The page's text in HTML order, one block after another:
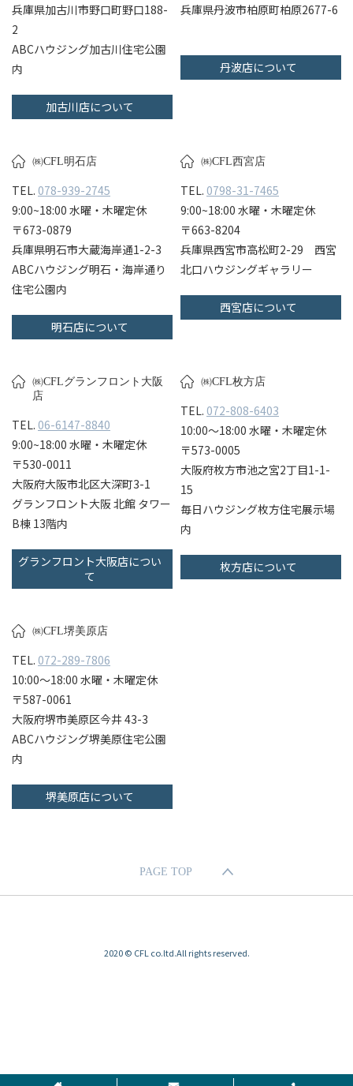
兵庫県加古川市野口町野口188-
2
ABCハウジング加古川住宅公園
内
加古川店について
兵庫県丹波市柏原町柏原2677-6
丹波店について
㈱CFL明石店
TEL. 078-939-2745
9:00~18:00 水曜・木曜定休
〒673-0879
兵庫県明石市大蔵海岸通1-2-3
ABCハウジング明石・海岸通り
住宅公園内
明石店について
㈱CFL西宮店
TEL. 0798-31-7465
9:00~18:00 水曜・木曜定休
〒663-8204
兵庫県西宮市高松町2-29 西宮
北口ハウジングギャラリー
西宮店について
㈱CFLグランフロント大阪
店
TEL. 06-6147-8840
9:00~18:00 水曜・木曜定休
〒530-0011
大阪府大阪市北区大深町3-1
グランフロント大阪 北館 タワー
B棟 13階内
グランフロント大阪店につい
て
㈱CFL枚方店
TEL. 072-808-6403
10:00〜18:00 水曜・木曜定休
〒573-0005
大阪府枚方市池之宮2丁目1-1-
15
毎日ハウジング枚方住宅展示場
内
枚方店について
㈱CFL堺美原店
TEL. 072-289-7806
10:00〜18:00 水曜・木曜定休
〒587-0061
大阪府堺市美原区今井 43-3
ABCハウジング堺美原住宅公園
内
堺美原店について
PAGE TOP
2020 © CFL co.ltd.All rights reserved.